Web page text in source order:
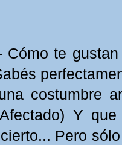
Cómo te
costumbre
Y
Pero